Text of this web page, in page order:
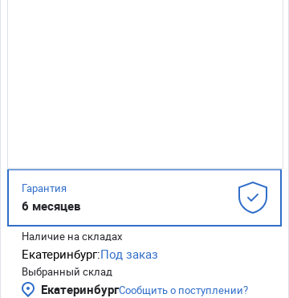
Гарантия
6 месяцев
Наличие на складах
Екатеринбург:Под заказ
Выбранный склад
ЕкатеринбургСообщить о поступлении?